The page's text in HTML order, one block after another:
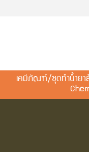
เคมีภัณฑ์/ชุดทำน้ำยา